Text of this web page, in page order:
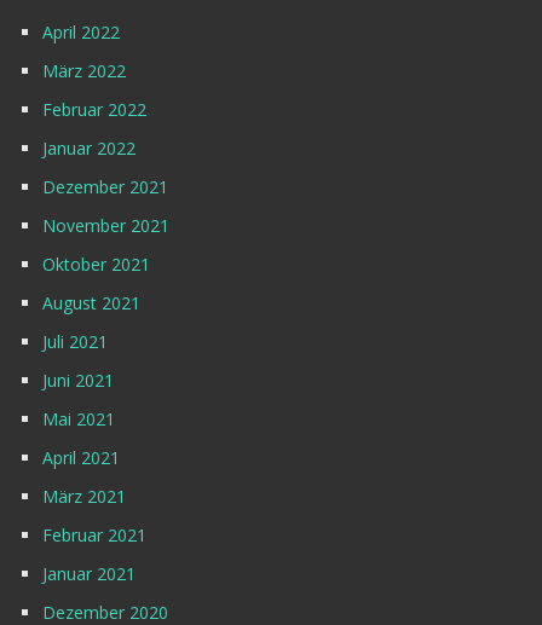
April 2022
März 2022
Februar 2022
Januar 2022
Dezember 2021
November 2021
Oktober 2021
August 2021
Juli 2021
Juni 2021
Mai 2021
April 2021
März 2021
Februar 2021
Januar 2021
Dezember 2020